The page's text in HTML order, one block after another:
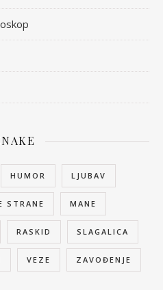
HUMOR LJUBAV
STRANE MANE
RASKID SLAGALICA
VEZE ZAVOĐENJE